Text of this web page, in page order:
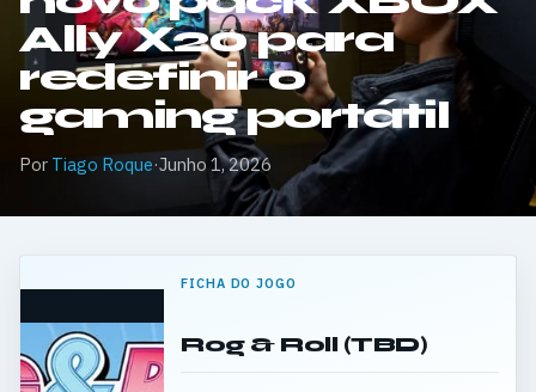
Ally X20 para
redefinir o
gaming portátil
Por Tiago Roque·Junho 1, 2026
FICHA DO JOGO
Rog & Roll (TBD)